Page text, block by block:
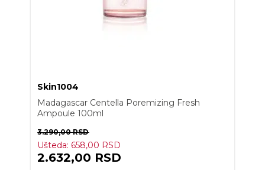
Skin1004
Madagascar Centella Poremizing Fresh
Ampoule 100ml
3.290,00RSD
Ušteda: 658,00 RSD
2.632,00 RSD